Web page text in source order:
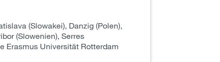
(Slowakei), Danzig (Polen),
(Slowenien), Serres
Erasmus Universität Rotterdam